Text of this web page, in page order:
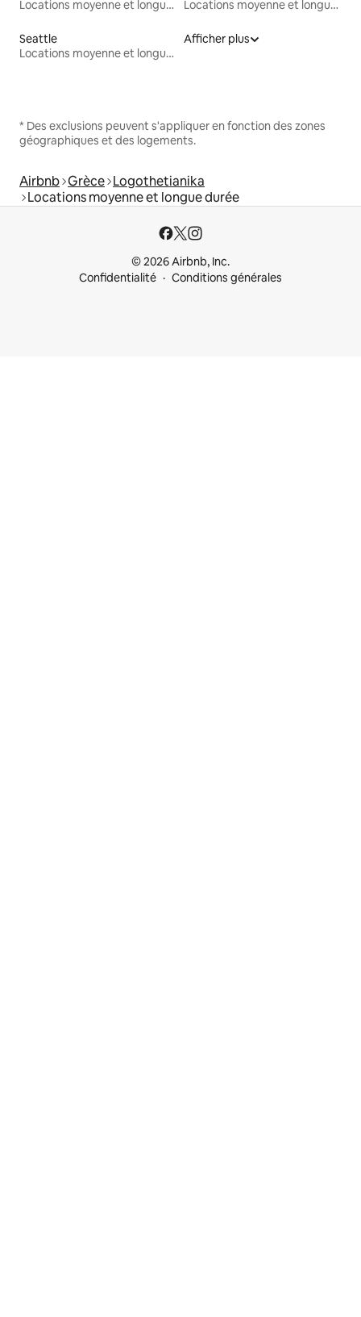
Locations moyenne et longue durée Locations moyenne et longue durée
Seattle
Locations moyenne et longue durée
Afficher plus
* Des exclusions peuvent s'appliquer en fonction des zones
géographiques et des logements.
Airbnb Grèce Logothetianika
Locations moyenne et longue durée
© 2026 Airbnb, Inc.
Confidentialité
Conditions générales